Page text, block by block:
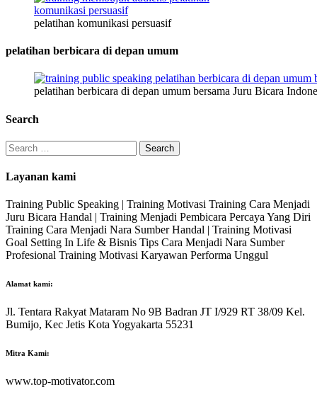
pelatihan komunikasi persuasif
pelatihan berbicara di depan umum
pelatihan berbicara di depan umum bersama Juru Bicara
Search
Search
for:
Layanan kami
Training Public Speaking | Training Motivasi Training Cara Menjadi
Juru Bicara Handal | Training Menjadi Pembicara Percaya Yang Diri
Training Cara Menjadi Nara Sumber Handal | Training Motivasi
Goal Setting In Life & Bisnis Tips Cara Menjadi Nara Sumber
Profesional Training Motivasi Karyawan Performa Unggul
Alamat kami:
Jl. Tentara Rakyat Mataram No 9B Badran JT I/929 RT 38/09 Kel.
Bumijo, Kec Jetis Kota Yogyakarta 55231
Mitra Kami:
www.top-motivator.com